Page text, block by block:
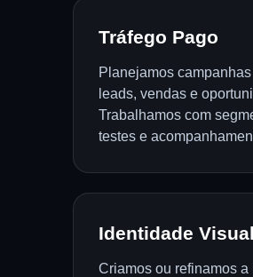
Tráfego Pago
Planejamos
leads, vendas e
Trabalhamos com
testes e
Identidade Visual
Criamos ou refinamos